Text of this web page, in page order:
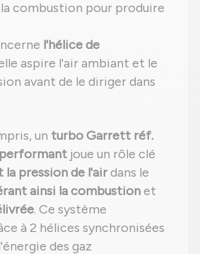
la combustion pour produire
l'hélice de
aspire l'air ambiant et le
avant de le diriger dans
un turbo Garrett réf.
joue un rôle clé
la pression de l'airdans le
ainsi la combustionet
. Ce système
à 2 hélices synchronisées
des gaz